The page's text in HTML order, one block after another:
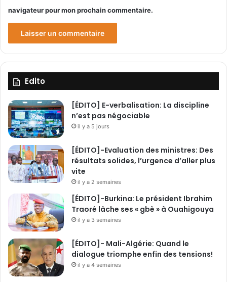
navigateur pour mon prochain commentaire.
Edito
[ÉDITO] E-verbalisation: La discipline
n’est pas négociable
il y a 5 jours
[ÉDITO]-Evaluation des ministres: Des
résultats solides, l’urgence d’aller plus
vite
il y a 2 semaines
[ÉDITO]-Burkina: Le président Ibrahim
Traoré lâche ses « gbè » à Ouahigouya
il y a 3 semaines
[ÉDITO]- Mali-Algérie: Quand le
dialogue triomphe enfin des tensions!
il y a 4 semaines